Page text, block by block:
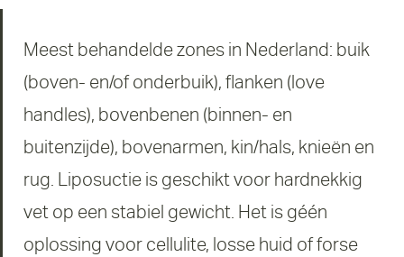
Meest behandelde zones in Nederland: buik
(boven- en/of onderbuik), flanken (love
handles), bovenbenen (binnen- en
buitenzijde), bovenarmen, kin/hals, knieën en
rug. Liposuctie is geschikt voor hardnekkig
vet op een stabiel gewicht. Het is géén
oplossing voor cellulite, losse huid of forse